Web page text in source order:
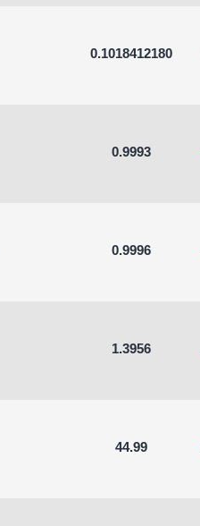
0.1018412180
0.9993
0.9996
1.3956
44.99